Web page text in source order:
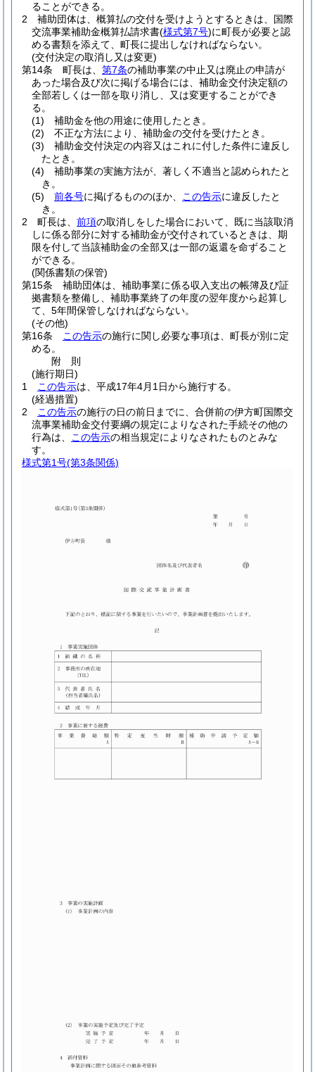
ることができる。
2
補助団体は、概算払の交付を受けようとするときは、国際
交流事業補助金概算払請求書(様式第7号)に町長が必要と認
める書類を添えて、町長に提出しなければならない。
(交付決定の取消し又は変更)
第14条
町長は、 第7条の補助事業の中止又は廃止の申請が
あった場合及び次に掲げる場合には、補助金交付決定額の
全部若しくは一部を取り消し、又は変更することができ
る。
(1)
補助金を他の用途に使用したとき。
(2)
不正な方法により、補助金の交付を受けたとき。
(3)
補助金交付決定の内容又はこれに付した条件に違反し
たとき。
(4)
補助事業の実施方法が、著しく不適当と認められたと
き。
(5)
前各号に掲げるもののほか、 この告示に違反したと
き。
2
町長は、 前項の取消しをした場合において、既に当該取消
しに係る部分に対する補助金が交付されているときは、期
限を付して当該補助金の全部又は一部の返還を命ずること
ができる。
(関係書類の保管)
第15条
補助団体は、補助事業に係る収入支出の帳簿及び証
拠書類を整備し、補助事業終了の年度の翌年度から起算し
て、5年間保管しなければならない。
(その他)
第16条
この告示の施行に関し必要な事項は、町長が別に定
める。
附 則
(施行期日)
1
この告示は、平成17年4月1日から施行する。
(経過措置)
2
この告示の施行の日の前日までに、合併前の伊方町国際交
流事業補助金交付要綱の規定によりなされた手続その他の
行為は、
この告示の相当規定によりなされたものとみな
す。
様式第1号(第3条関係)